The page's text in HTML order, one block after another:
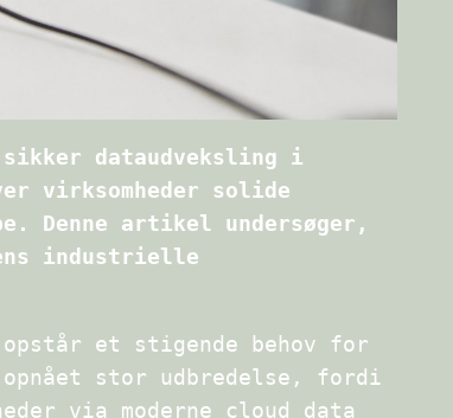
dataudveksling i
virksomheder solide
Denne artikel undersøger,
industrielle
et stigende behov for
stor udbredelse, fordi
via moderne cloud data